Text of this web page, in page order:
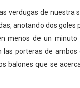
de nuestra
anotando dos goles
menos de un minuto
las porteras de ambos
balones que se